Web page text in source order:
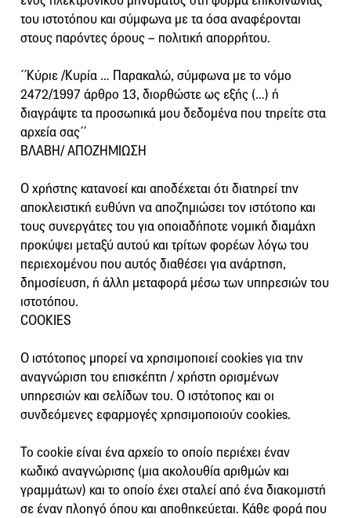
του ιστοτόπου και σύμφωνα με τα όσα αναφέρονται
στους παρόντες όρους – πολιτική απορρήτου.
΄΄Κύριε /Κυρία … Παρακαλώ, σύμφωνα με το νόμο
2472/1997 άρθρο 13, διορθώστε ως εξής (…) ή
διαγράψτε τα προσωπικά μου δεδομένα που τηρείτε στα
αρχεία σας΄΄
ΒΛΑΒΗ/ ΑΠΟΖΗΜΙΩΣΗ
Ο χρήστης κατανοεί και αποδέχεται ότι διατηρεί την
αποκλειστική ευθύνη να αποζημιώσει τον ιστότοπο και
τους συνεργάτες του για οποιαδήποτε νομική διαμάχη
προκύψει μεταξύ αυτού και τρίτων φορέων λόγω του
περιεχομένου που αυτός διαθέσει για ανάρτηση,
δημοσίευση, ή άλλη μεταφορά μέσω των υπηρεσιών του
ιστοτόπου.
COOKIES
Ο ιστότοπος μπορεί να χρησιμοποιεί cookies για την
αναγνώριση του επισκέπτη / χρήστη ορισμένων
υπηρεσιών και σελίδων του. Ο ιστότοπος και οι
συνδεόμενες εφαρμογές χρησιμοποιούν cookies.
Το cookie είναι ένα αρχείο το οποίο περιέχει έναν
κωδικό αναγνώρισης (μια ακολουθία αριθμών και
γραμμάτων) και το οποίο έχει σταλεί από ένα διακομιστή
σε έναν πλοηγό όπου και αποθηκεύεται. Κάθε φορά που